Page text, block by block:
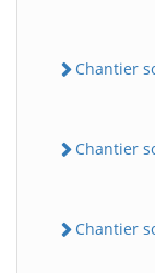
Chantier
Chantier
Chantier
Assistant